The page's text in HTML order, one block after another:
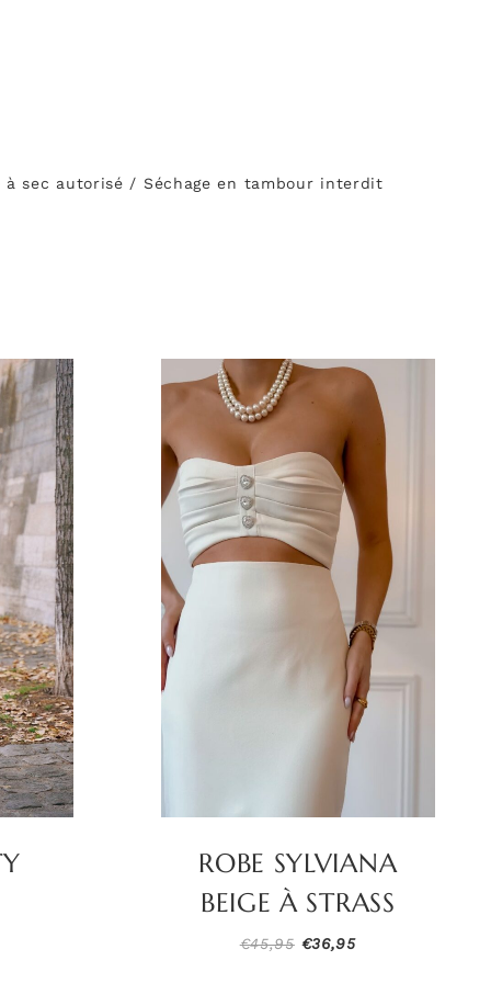
à sec autorisé / Séchage en tambour interdit
ROBE SYLVIANA
BEIGE À STRASS
€45,95 Le
€36,95Le